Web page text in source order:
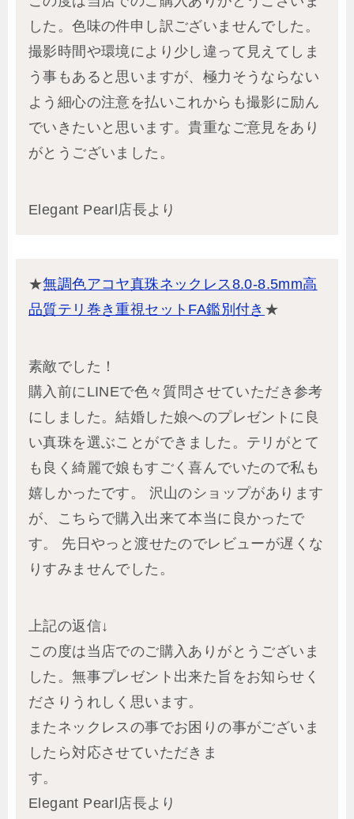
した。色味の件申し訳ございませんでした。
撮影時間や環境により少し違って見えてしま
う事もあると思いますが、極力そうならない
よう細心の注意を払いこれからも撮影に励ん
でいきたいと思います。貴重なご意見をあり
がとうございました。
Elegant Pearl店長より
★無調色アコヤ真珠ネックレス8.0-8.5mm高
品質テリ巻き重視セットFA鑑別付き ★
素敵でした！
購入前にLINEで色々質問させていただき参考
にしました。結婚した娘へのプレゼントに良
い真珠を選ぶことができました。テリがとて
も良く綺麗で娘もすごく喜んでいたので私も
嬉しかったです。 沢山のショップがあります
が、こちらで購入出来て本当に良かったで
す。 先日やっと渡せたのでレビューが遅くな
りすみませんでした。
上記の返信↓
この度は当店でのご購入ありがとうございま
した。無事プレゼント出来た旨をお知らせく
ださりうれしく思います。
またネックレスの事でお困りの事がございま
したら対応させていただきま
す。
Elegant Pearl店長より